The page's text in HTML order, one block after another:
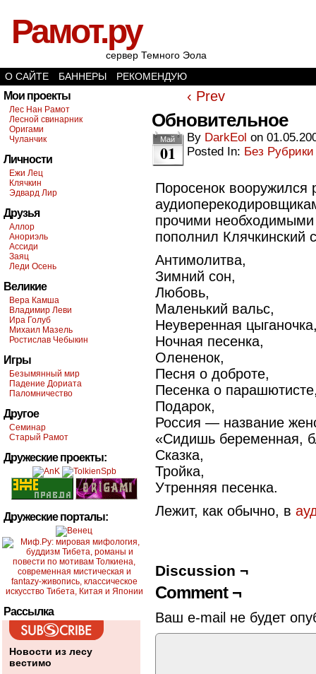
Рамот.ру
сервер Темного Эола
О САЙТЕ
БАННЕРЫ РЕКОМЕНДУЮ
Мои проекты
Лес Нан Рамот
Лесной свинарник
Оригами
Чуланчик
Личности
Ежи Лец
Клячкин
Эдвард Лир
Друзья
Аллор
Анориэль
Ассиди
Заяц
Леди Осень
Великие
Вера Камша
Владимир Леви
Ира Голуб
Михаил Мазель
Ростислав Чебыкин
Игры
Безымянный мир
Падение Дориата
Паломничество
Другое
Семинар
Старый Рамот
Дружеские проекты:
Дружеские порталы:
Рассылка
Новости из лесу
вестимо
‹ Prev
Обновительное
Май
01
By DarkEol on
Posted In: Без Рубрики
Поросенок вооружился
прочими необходимыми
пополнил Клячкинский
Антимолитва,
Зимний сон,
Любовь,
Маленький вальс,
Неуверенная
Ночная песенка,
Олененок,
Песня о доброте,
Песенка о
Подарок,
Россия — название
«Сидишь беременная,
Сказка,
Тройка,
Утренняя песенка.
Лежит, как обычно, в
Discussion ¬
Comment ¬
Ваш e-mail не будет